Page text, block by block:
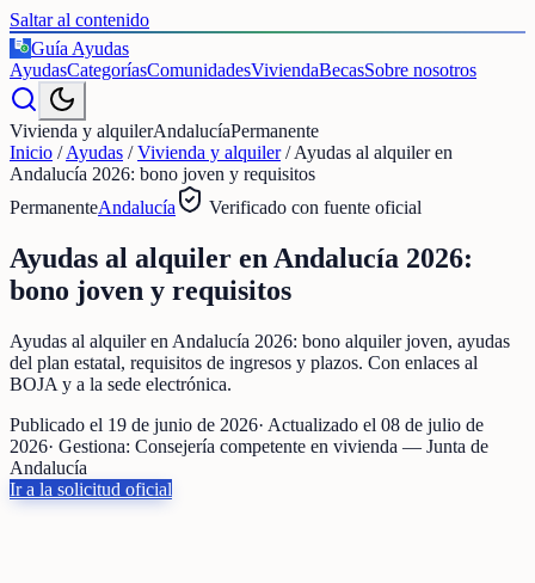
Saltar al contenido
€
Guía Ayudas
AyudasCategoríasComunidadesViviendaBecasSobre nosotros
Vivienda y alquilerAndalucíaPermanente
Inicio /Ayudas /Vivienda y alquiler/Ayudas al alquiler en
Andalucía 2026: bono joven y requisitos
PermanenteAndalucía Verificado con fuente oficial
Ayudas al alquiler en Andalucía 2026:
bono joven y requisitos
Ayudas al alquiler en Andalucía 2026: bono alquiler joven, ayudas
del plan estatal, requisitos de ingresos y plazos. Con enlaces al
BOJA y a la sede electrónica.
Publicado el 19 de junio de 2026· Actualizado el 08 de julio de
2026· Gestiona: Consejería competente en vivienda — Junta de
Andalucía
Ir a la solicitud oficial